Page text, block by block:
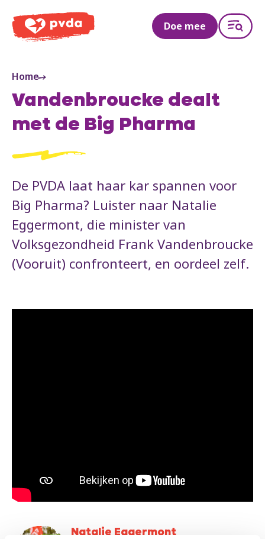
PVDA
Doe mee
Home
Vandenbroucke dealt
met de Big Pharma
De PVDA laat haar kar spannen voor
Big Pharma? Luister naar Natalie
Eggermont, die minister van
Volksgezondheid Frank Vandenbroucke
(Vooruit) confronteert, en oordeel zelf.
Natalie Eggermont